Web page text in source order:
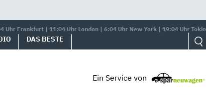
Uhr Frankfurt | 11:04 Uhr London | 6:04 Uhr New York | 19:04 Uhr Tokio
DAS BESTE
Ein Service von